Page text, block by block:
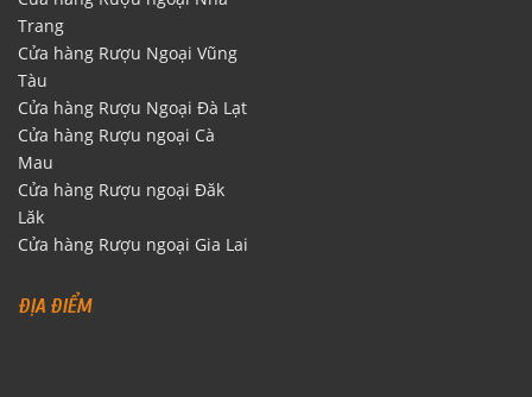
Trang
Cửa hàng Rượu Ngoại Vũng
Tàu
Cửa hàng Rượu Ngoại Đà Lạt
Cửa hàng Rượu ngoại Cà
Mau
Cửa hàng Rượu ngoại Đăk
Lăk
Cửa hàng Rượu ngoại Gia Lai
ĐỊA ĐIỂM